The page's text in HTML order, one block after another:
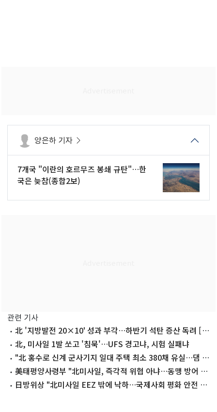
양은하 기자
7개국 "이란의 호르무즈 봉쇄 규탄"…한
국은 늦참(종합2보)
관련 기사
北 '지방발전 20×10' 성과 부각…하반기 석탄 증산 독려 [데
일리 북한]
北, 미사일 1발 쏘고 '침묵'…UFS 경고냐, 시험 실패냐
"北 홍수로 신계 군사기지 일대 주택 최소 380채 유실…댐 붕
괴 가능성"
美태평양사령부 "北미사일, 즉각적 위협 아냐…동맹 방어 의
지 확고"
日방위상 "北미사일 EEZ 밖에 낙하…국제사회 평화 안전 위